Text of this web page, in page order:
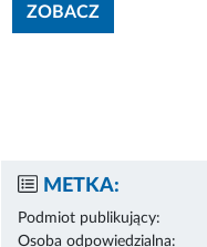
ZOBACZZOBACZ
METKA:
Podmiot publikujący:
Osoba odpowiedzialna: